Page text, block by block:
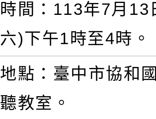
時間：113年7月13
六)下午1時至4時。
地點：臺中市協和
聽教室。